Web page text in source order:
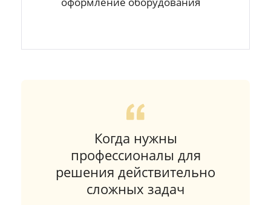
Когда нужны
профессионалы для
решения действительно
сложных задач